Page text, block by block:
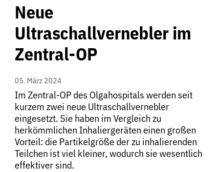
Neue
Ultraschallvernebler im
Zentral-OP
05. März 2024
Im Zentral-OP des Olgahospitals werden seit
kurzem zwei neue Ultraschallvernebler
eingesetzt. Sie haben im Vergleich zu
herkömmlichen Inhaliergeräten einen großen
Vorteil: die Partikelgröße der zu inhalierenden
Teilchen ist viel kleiner, wodurch sie wesentlich
effektiver sind.